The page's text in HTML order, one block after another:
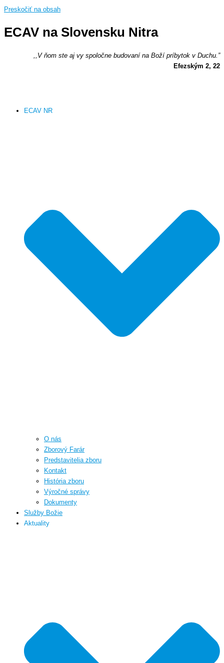
Preskočiť na obsah
ECAV na Slovensku Nitra
,,V ňom ste aj vy spoločne budovaní na Boží príbytok v Duchu.”
Efezským 2, 22
ECAV NR
O nás
Zborový Farár
Predstavitelia zboru
Kontakt
História zboru
Výročné správy
Dokumenty
Služby Božie
Aktuality